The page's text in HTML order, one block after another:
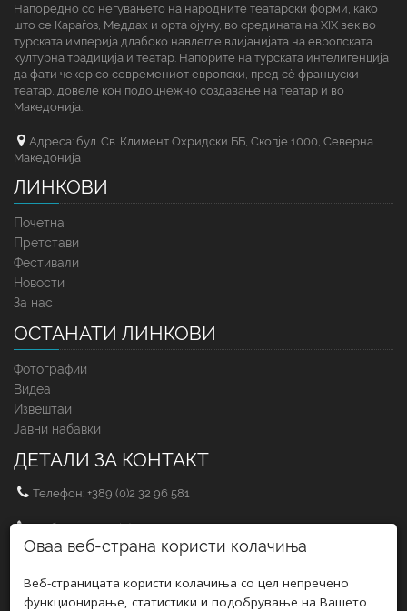
Напоредно со негувањето на народните театарски форми, како
што се Караѓоз, Меддах и орта ојуну, во средината на XIX век во
турската империја длабоко навлегле влијанијата на европската
културна традиција и театар. Напорите на турската интелигенција
да фати чекор со современиот европски, пред сè француски
театар, довеле кон подоцнежно создавање на театар и во
Македонија.
Адреса: бул. Св. Климент Охридски ББ, Скопје 1000, Северна
Македонија
ЛИНКОВИ
Почетна
Претстави
Фестивали
Новости
За нас
ОСТАНАТИ ЛИНКОВИ
Фотографии
Видеа
Извештаи
Јавни набавки
ДЕТАЛИ ЗА КОНТАКТ
Телефон: +389 (0)2 32 96 581
Мобилен: +389 (0)71 25 83 71
Е-мејл: uskupturktiyatrosu@gmail.com
Оваа веб-страна користи колачиња
Веб-страницата користи колачиња со цел непречено
функционирање, статистики и подобрување на Вашето